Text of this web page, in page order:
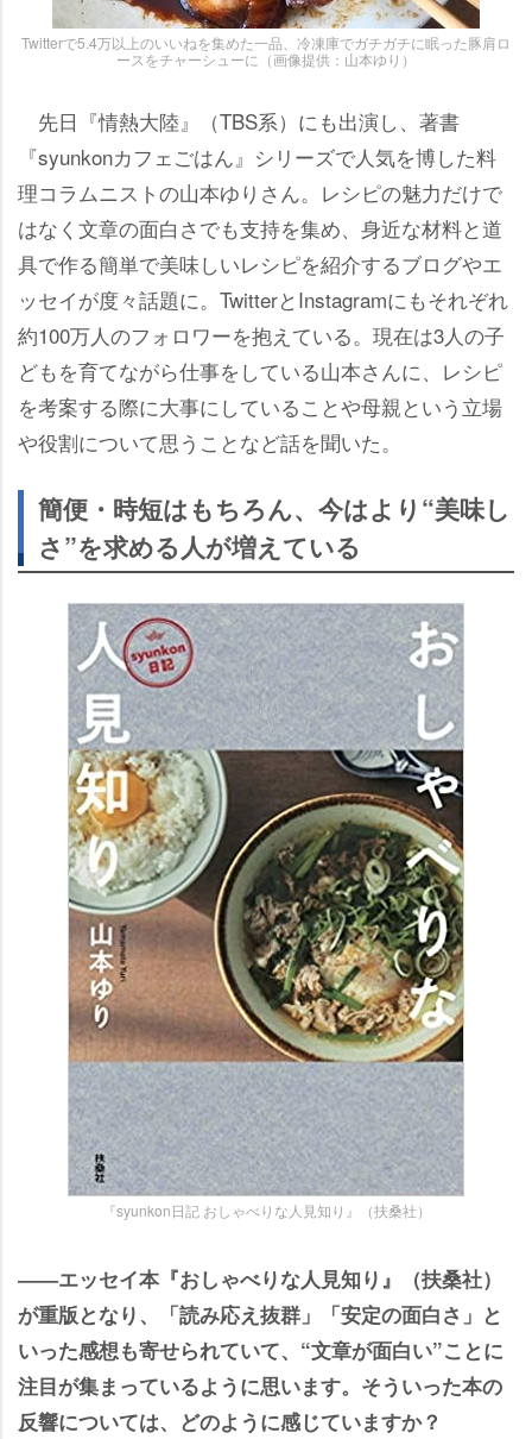
Twitterで5.4万以上のいいねを集めた一品、冷凍庫でガチガチに眠った豚肩ロ
ースをチャーシューに（画像提供：山本ゆり）
先日『情熱大陸』（TBS系）にも出演し、著書
『syunkonカフェごはん』シリーズで人気を博した料
理コラムニストの山本ゆりさん。レシピの魅力だけで
はなく文章の面白さでも支持を集め、身近な材料と道
具で作る簡単で美味しいレシピを紹介するブログやエ
ッセイが度々話題に。TwitterとInstagramにもそれぞれ
約100万人のフォロワーを抱えている。現在は3人の子
どもを育てながら仕事をしている山本さんに、レシピ
を考案する際に大事にしていることや母親という立場
役割について思うことなど話を聞いた。
簡便・時短はもちろん、今はより“美味し
さ”を求める人が増えている
『syunkon日記 おしゃべりな人見知り』（扶桑社）
――エッセイ本『おしゃべりな人見知り』（扶桑社）
が重版となり、「読み応え抜群」「安定の面白さ」と
いった感想も寄せられていて、“文章が面白い”ことに
注目が集まっているように思います。そういった本の
反響については、どのように感じていますか？